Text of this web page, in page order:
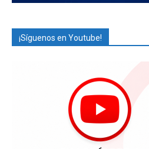
¡Síguenos en Youtube!